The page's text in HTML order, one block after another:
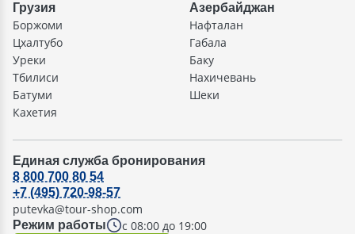
Грузия
Боржоми
Цхалтубо
Уреки
Тбилиси
Батуми
Кахетия
Азербайджан
Нафталан
Габала
Баку
Нахичевань
Шеки
Единая служба бронирования
Режим работы с 08:00 до 19:00
8 800 700 80 54
+7 (495) 720-98-57
putevka@tour-shop.com